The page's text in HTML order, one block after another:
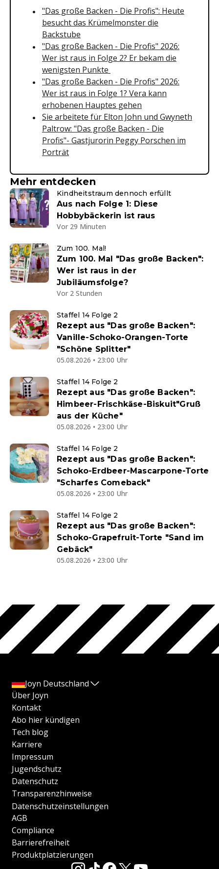
"Das große Backen - Die Profis": Heute
besucht das Krümelmonster die
Backstube
"Das große Backen - Die Profis" 2026:
Wer ist raus in Folge 2? Er bekam die
wenigsten Punkte
"Das große Backen - Die Profis" 2026:
Wer ist raus in Folge 1? Vera kann
erhobenen Hauptes gehen
Sie arbeitete für Elton John und Gwyneth
Paltrow: "Das große Backen - Die
Profis"- Gastjurorin Peggy Porschen im
Porträt
Mehr entdecken
Kindheitstraum dennoch erfüllt
Aus nach Folge 1: Diese
Hobbybäckerin ist raus
Vor 29 Minuten
Zum 100. Mal!
Zum 100. Mal "Das große Backen":
Wer ist raus in der
Jubiläumsfolge?
Vor 2 Stunden
Staffel 14 Folge 2
Rezept aus "Das große Backen":
Vanille-Schoko-Orangen-Torte
"Schöne Splitter"
05.08.2026 • 23:00 Uhr
Staffel 14 Folge 2
Rezept aus "Das große Backen":
Himbeer-Frischkäse-Biskuit"Gruß
aus der Küche"
05.08.2026 • 23:00 Uhr
Staffel 14 Folge 2
Rezept aus "Das große Backen":
Schoko-Erdbeer-Mascarpone-Torte
"Scharfes Comeback"
05.08.2026 • 23:00 Uhr
Staffel 14 Folge 2
Rezept aus "Das große Backen":
Schoko-Grapefruit-Torte "Sand im
Gebäck"
05.08.2026 • 23:00 Uhr
Joyn Deutschland
Über Joyn
Kontakt
Abo hier kündigen
Tech blog
Karriere
Impressum
Jugendschutz
Datenschutz
Transparenzhinweise
Datenschutzeinstellungen
AGB
Compliance
Barrierefreiheit
Produktplatzierungen